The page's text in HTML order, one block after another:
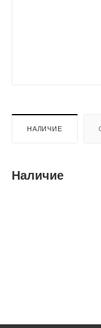
НАЛИЧИЕ
Наличие